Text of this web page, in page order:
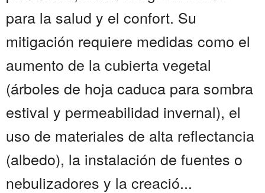
para la salud y el confort. Su
mitigación requiere medidas como el
aumento de la cubierta vegetal
(árboles de hoja caduca para sombra
estival y permeabilidad invernal), el
uso de materiales de alta reflectancia
(albedo), la instalación de fuentes o
nebulizadores y la creació...